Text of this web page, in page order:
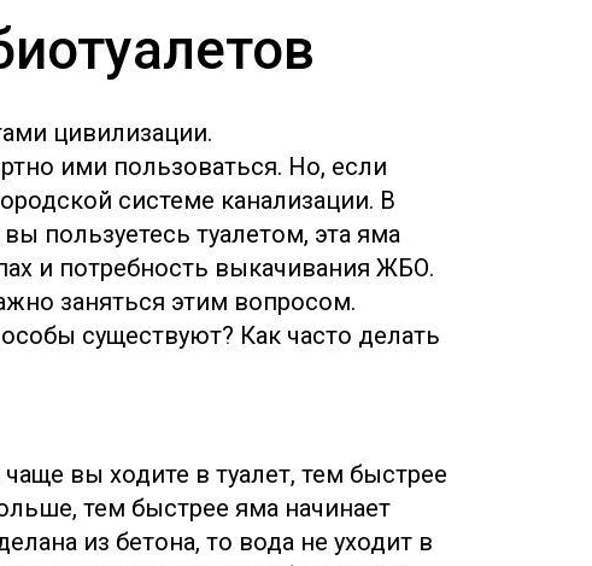
цивилизации.
ими пользоваться. Но, если
системе канализации. В
пользуетесь туалетом, эта яма
и потребность выкачивания ЖБО.
заняться этим вопросом.
существуют? Как часто делать
вы ходите в туалет, тем быстрее
тем быстрее яма начинает
из бетона, то вода не уходит в